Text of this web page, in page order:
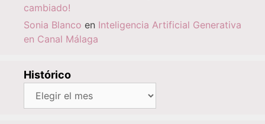
cambiado!
Sonia Blanco en Inteligencia Artificial Generativa
en Canal Málaga
Histórico